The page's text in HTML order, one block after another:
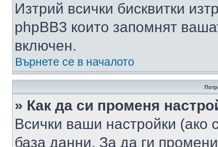
Изтрий всички бисквитки
phpBB3 които запомнят
включен.
Върнете се в началото
» Как да си променя
Всички ваши настройки (ако
база данни. За да ги